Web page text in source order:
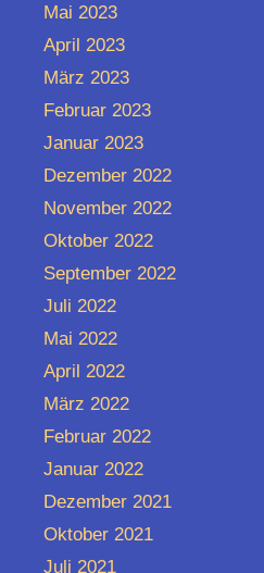
Mai 2023
April 2023
März 2023
Februar 2023
Januar 2023
Dezember 2022
November 2022
Oktober 2022
September 2022
Juli 2022
Mai 2022
April 2022
März 2022
Februar 2022
Januar 2022
Dezember 2021
Oktober 2021
Juli 2021